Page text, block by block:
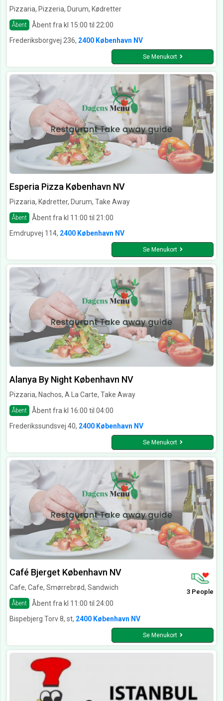
Pizzaria, Pizzeria, Durum, Kødretter
Åbent
Åbent fra kl 15:00 til 22:00
Frederiksborgvej 236, 2400 København NV
Se Menukort
Esperia Pizza København NV
Pizzaria, Kødretter, Durum, Take Away
Åbent
Åbent fra kl 11:00 til 21:00
Emdrupvej 114, 2400 København NV
Se Menukort
Alanya By Night København NV
Pizzaria, Nachos, A La Carte, Take Away
Åbent
Åbent fra kl 16:00 til 04:00
Frederikssundsvej 40, 2400 København NV
Se Menukort
Café Bjerget København NV
Cafe, Cafe, Smørrebrød, Sandwich
Åbent Åbent fra kl 11:00 til 24:00
3 People
Bispebjerg Torv 8, st, 2400 København NV
Se Menukort